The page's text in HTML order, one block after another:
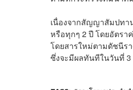
เนื่องจากสัญญาสัมปทา
หรือทุกๆ 2 ปี โดยอัตร
โดยสารใหม่ตามดัชนีร
ซึ่งจะมีผลทันทีในวันที่